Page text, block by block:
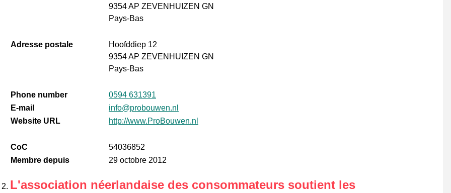
9354 AP ZEVENHUIZEN GN
Pays-Bas
Adresse postale
Hoofddiep 12
9354 AP ZEVENHUIZEN GN
Pays-Bas
Phone number
0594 631391
E-mail
info@probouwen.nl
Website URL
http://www.ProBouwen.nl
CoC
54036852
Membre depuis
29 octobre 2012
L'association néerlandaise des consommateurs soutient les